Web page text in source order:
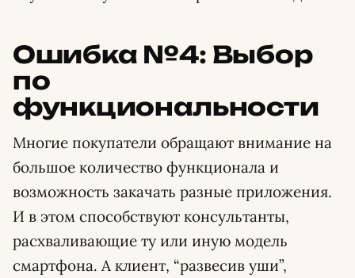
Ошибка №4: Выбор
по
функциональности
Многие покупатели обращают внимание на
большое количество функционала и
возможность закачать разные приложения.
И в этом способствуют консультанты,
расхваливающие ту или иную модель
смартфона. А клиент, “развесив уши”,